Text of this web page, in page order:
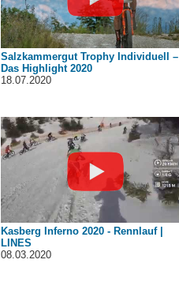
Salzkammergut Trophy Individuell –
Das Highlight 2020
18.07.2020
Kasberg Inferno 2020 - Rennlauf |
LINES
08.03.2020